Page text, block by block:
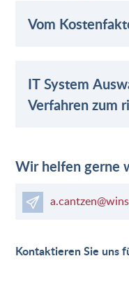
Vom
IT System
Verfahren zum
Wir helfen gerne
Kontaktieren Sie uns